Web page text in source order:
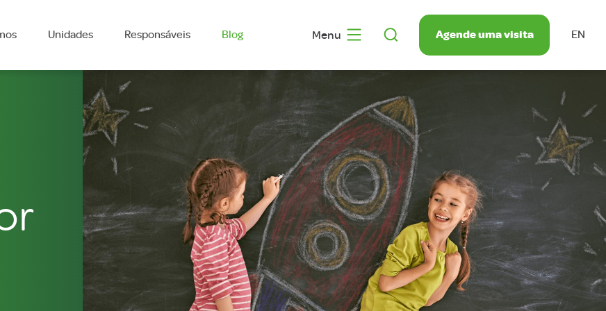
Unidades Responsáveis Blog Menu Agende uma visita EN